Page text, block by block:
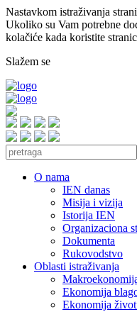
Nastavkom istraživanja
Ukoliko su Vam potrebne
kolačiće kada koristite
Slažem se
O nama
IEN danas
Misija i vizija
Istorija IEN
Organizaciona
Dokumenta
Rukovodstvo
Oblasti istraživanja
Ekonomija
Ekonomija